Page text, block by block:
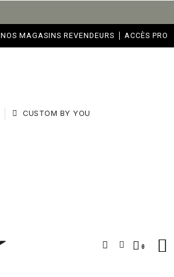
NOS MAGASINS REVENDEURS ACCÈS PRO
CUSTOM BY YOU